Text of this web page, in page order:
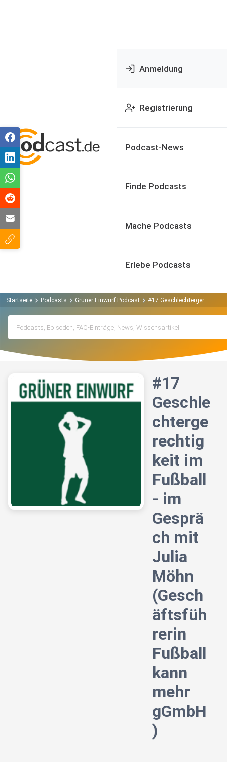
Anmeldung
Registrierung
Podcast-News
Finde Podcasts
Mache Podcasts
Erlebe Podcasts
Startseite Podcasts Grüner Einwurf Podcast #17
#17
Geschle
chterge
rechtig
keit im
Fußball
- im
Gesprä
ch mit
Julia
Möhn
(Gesch
äftsfüh
rerin
Fußball
kann
mehr
gGmbH
)